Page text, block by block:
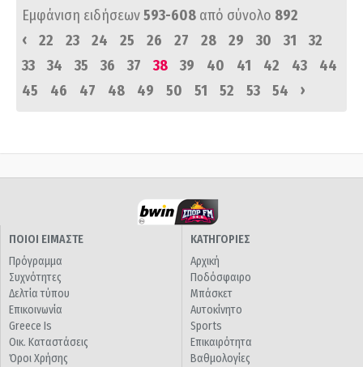
Εμφάνιση ειδήσεων593-608 από σύνολο 892
‹
22 23 24 25 26 27 28 29 30 31
32
33
34 35 36 37 38 39 40 41 42 43
44
45
46 47 48 49 50 51 52 53 54 ›
ΠΟΙΟΙ ΕΙΜΑΣΤΕ
Πρόγραμμα
Συχνότητες
Δελτία τύπου
Επικοινωνία
Greece Is
Οικ. Καταστάσεις
Όροι Χρήσης
ΚΑΤΗΓΟΡΙΕΣ
Αρχική
Ποδόσφαιρο
Μπάσκετ
Αυτοκίνητο
Sports
Επικαιρότητα
Βαθμολογίες